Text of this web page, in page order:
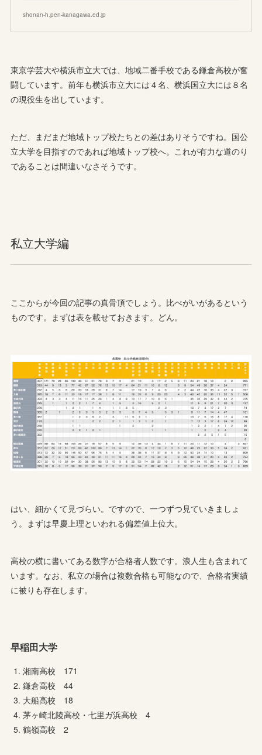
shonan-h.pen-kanagawa.ed.jp
東京学芸大や横浜市立大では、地域二番手校である鎌倉高校が奮
闘しています。前年も横浜市立大には４名、横浜国立大には８名
の現役生を出しています。
ただ、まだまだ地域トップ校たちとの差はありそうですね。国公
立大学を目指すのであれば地域トップ校へ。これが有力な道のり
であることは間違いなさそうです。
私立大学編
ここからが今回の記事の真骨頂でしょう。比べがいがあるという
ものです。まずは表を載せておきます。どん。
はい、細かくて見づらい。ですので、一つずつ見ていきましょ
う。まずは早慶上理といわれる偏差値上位大。
高校の横に書いてある数字が合格者人数です。浪人生も含まれて
います。なお、私立の場合は複数合格も可能なので、合格者実績
に被りも存在します。
早稲田大学
湘南高校 171
鎌倉高校 44
大船高校 18
茅ヶ崎北陵高校・七里ガ浜高校 4
鶴嶺高校 2